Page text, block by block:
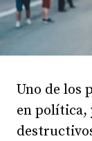
Uno de los
en política,